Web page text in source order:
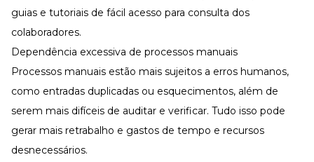
guias e tutoriais de fácil acesso para consulta dos
colaboradores.
Dependência excessiva de processos manuais
Processos manuais estão mais sujeitos a erros humanos,
como entradas duplicadas ou esquecimentos, além de
serem mais difíceis de auditar e verificar. Tudo isso pode
gerar mais retrabalho e gastos de tempo e recursos
desnecessários.